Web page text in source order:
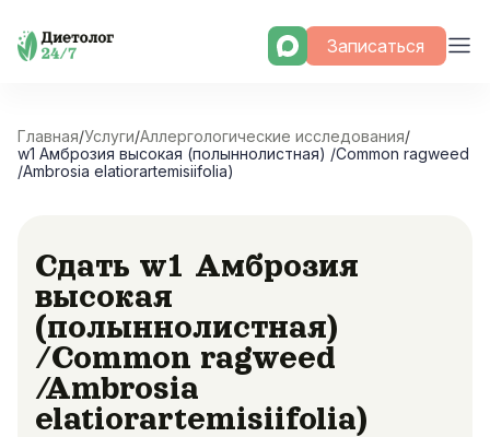
Skip
Записаться
Главная/Услуги/Аллергологические исследования/
w1 Амброзия высокая (полыннолистная) /Common ragweed
/Ambrosia elatiorartemisiifolia)
Сдать w1 Амброзия
высокая
(полыннолистная)
/Common ragweed
/Ambrosia
elatiorartemisiifolia)